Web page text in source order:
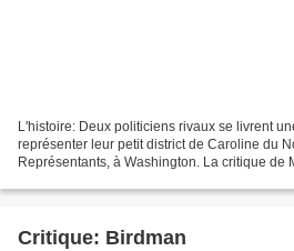
L'histoire: Deux politiciens rivaux se livrent
représenter leur petit district de Caroline du
Représentants, à Washington. La critique de
Critique: Birdman